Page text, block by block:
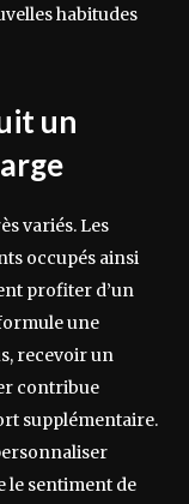
habitudes
un
variés. Les
occupés ainsi
profiter d’un
une
recevoir un
contribue
supplémentaire.
le sentiment de